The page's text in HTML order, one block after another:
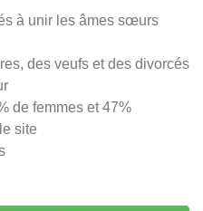
à unir les âmes sœurs
des veufs et des divorcés
de femmes et 47%
site